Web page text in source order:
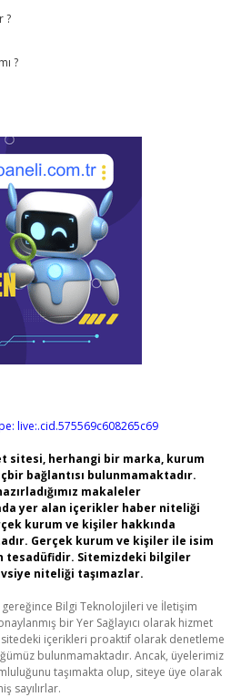
?
?
live:.cid.575569c608265c69
sitesi, herhangi bir marka, kurum
bağlantısı bulunmamaktadır.
makaleler
yer alan içerikler haber niteliği
kurum ve kişiler hakkında
Gerçek kurum ve kişiler ile isim
tesadüfidir. Sitemizdeki bilgiler
niteliği taşımazlar.
gereğince Bilgi Teknolojileri ve İletişim
bir Yer Sağlayıcı olarak hizmet
içerikleri proaktif olarak denetleme
bulunmamaktadır. Ancak, üyelerimiz
taşımakta olup, siteye üye olarak
sayılırlar.